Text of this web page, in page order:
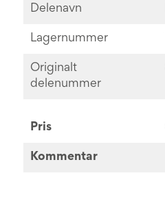
Delenavn
Lagernummer
Originalt
delenummer
Pris
Kommentar